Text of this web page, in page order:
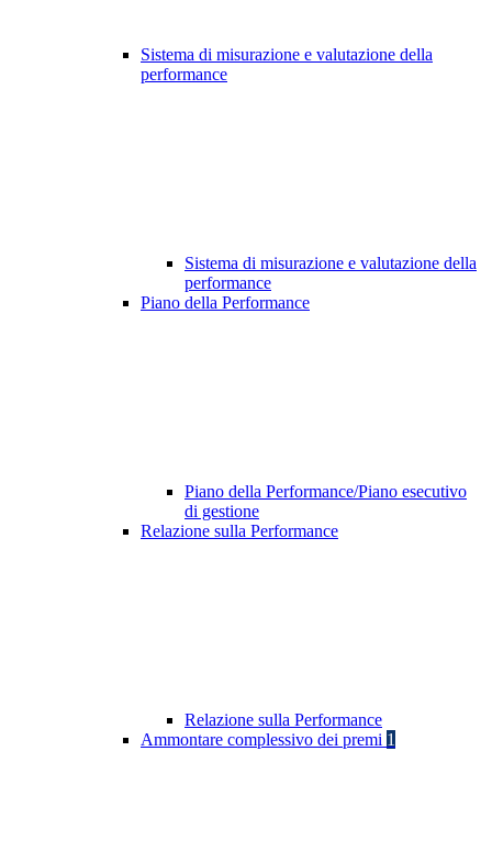
Sistema di misurazione e valutazione della
performance
Sistema di misurazione e valutazione della
performance
Piano della Performance
Piano della Performance/Piano esecutivo
di gestione
Relazione sulla Performance
Relazione sulla Performance
Ammontare complessivo dei premi 1